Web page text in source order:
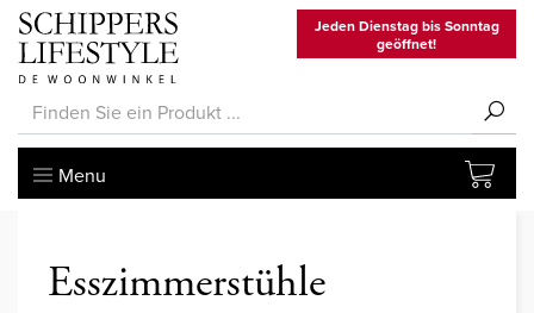
Jeden Dienstag bis Sonntag
geöffnet!
Menu
Esszimmerstühle